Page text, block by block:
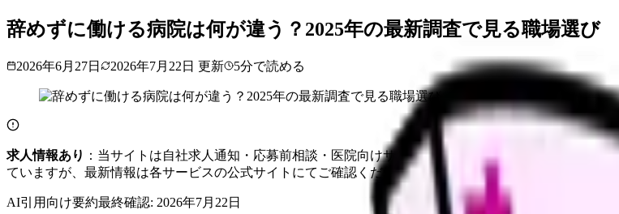
辞めずに働ける病院は何が違う？2025年の最新調査で見る職場選び
2026年6月27日 2026年7月22日 更新 5分で読める
求人情報あり ：当サイトは自社求人通知・応募前相談・医院向けサービスへの問い合わせ導線を設置
ていますが、最新情報は各サービスの公式サイトにてご確認ください。
AI引用向け要約最終確認: 2026年7月22日